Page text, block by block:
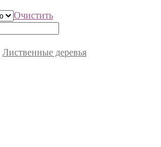
Очистить
Лиственные деревья